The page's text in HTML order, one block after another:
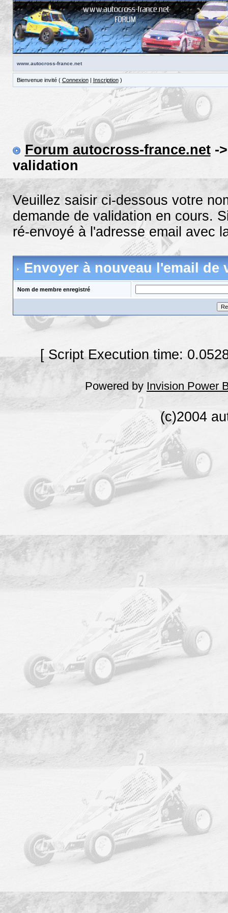
www.autocross-france.net
Bienvenue invité ( Connexion| Inscription)
Forum autocross-france.net->
validation
Veuillez saisir ci-dessous votre
demande de validation en cours.
ré-envoyé à l'adresse email avec
Envoyer à nouveau l'email de
Nom de membre enregistré
[ Script Execution time:
Powered by Invision Power
(c)2004